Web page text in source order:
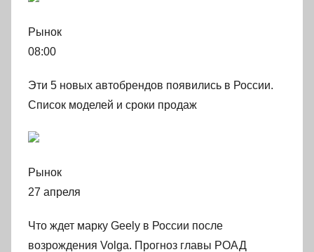
Рынок
08:00
Эти 5 новых автобрендов появились в России.
Список моделей и сроки продаж
Рынок
27 апреля
Что ждет марку Geely в России после
возрождения Volga. Прогноз главы РОАД